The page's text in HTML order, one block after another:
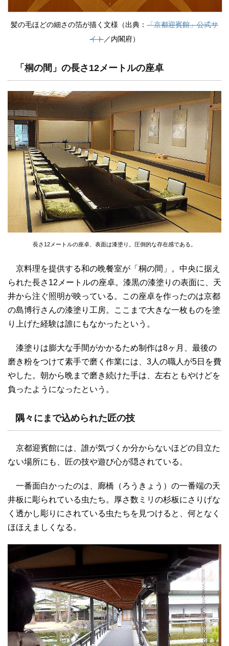
髪の毛ほどの細さの箔が描く文様（出典： 「京都迎賓館」公式サ
イト／内閣府）
「桐の間」の長さ12メートルの座卓
長さ12メートルの座卓、表面は漆塗り。圧倒的な存在感である。
京料理を提供する和の晩餐室が「桐の間」。中央に据え
られた長さ12メートルの座卓。漆黒の漆塗りの表面に、天
井から注ぐ照明が映っている。この座卓を作ったのは京都
の島博行さんの漆塗り工房。ここまで大きな一枚ものを塗
り上げた経験は誰にもなかったという。
漆塗りは膨大な手間がかかるため制作は8ヶ月、最後の
磨き粉をつけて素手で磨く作業には、3人の職人が5日を費
やした。朝から晩まで磨き続けた手は、左右ともやけどを
負ったようになったという。
隅々にまで込められた匠の技
京都迎賓館には、誰が気づくか分からないほどの目立た
ない場所にも、匠の技や遊び心が隠されている。
一番面白かったのは、廊橋（ろうきょう）の一番端の天
井板に彫られている虫たち。厚さ数ミリの杉板にさりげな
く透かし彫りにされている虫たちを見つけると、何となく
ほほえましくなる。